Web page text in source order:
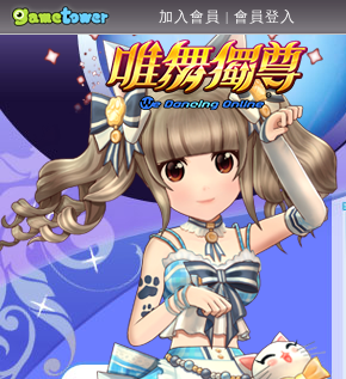
加入會員 | 會員登入